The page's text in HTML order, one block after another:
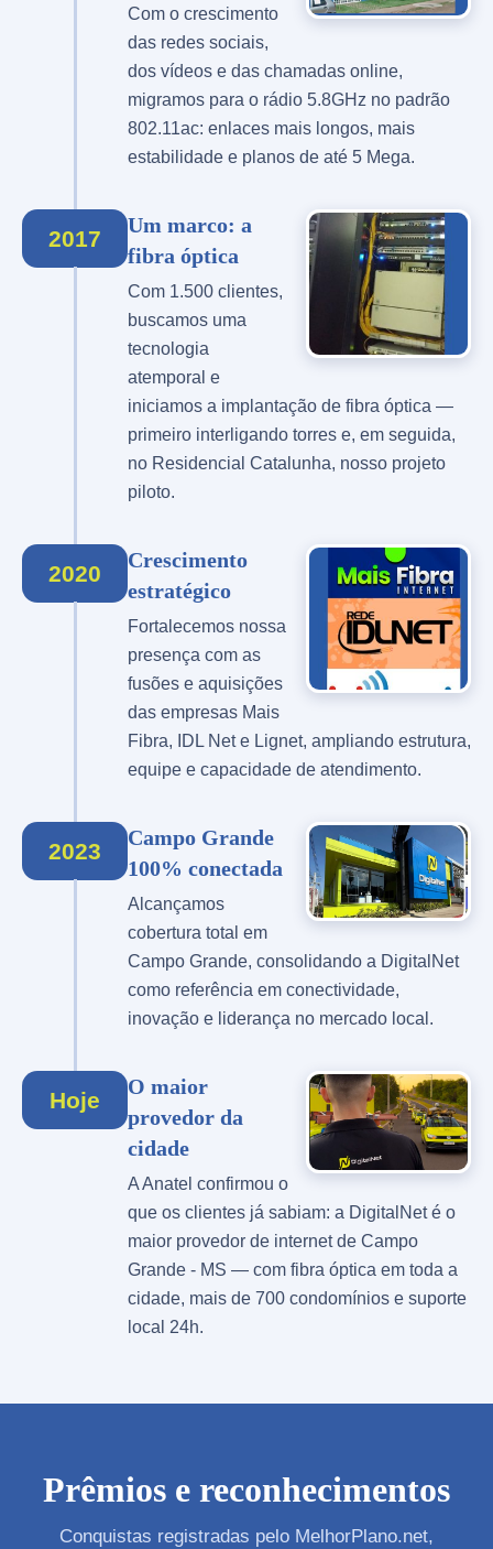
Com o crescimento
das redes sociais,
dos vídeos e das chamadas online,
migramos para o rádio 5.8GHz no padrão
802.11ac: enlaces mais longos, mais
estabilidade e planos de até 5 Mega.
2017
Um marco: a
fibra óptica
Com 1.500 clientes,
buscamos uma
tecnologia
atemporal e
iniciamos a implantação de fibra óptica —
primeiro interligando torres e, em seguida,
no Residencial Catalunha, nosso projeto
piloto.
2020
Crescimento
estratégico
Fortalecemos nossa
presença com as
fusões e aquisições
das empresas Mais
Fibra, IDL Net e Lignet, ampliando estrutura,
equipe e capacidade de atendimento.
2023
Campo Grande
100% conectada
Alcançamos
cobertura total em
Campo Grande, consolidando a DigitalNet
como referência em conectividade,
inovação e liderança no mercado local.
Hoje
O maior
provedor da
cidade
A Anatel confirmou o
que os clientes já sabiam: a DigitalNet é o
maior provedor de internet de Campo
Grande - MS — com fibra óptica em toda a
cidade, mais de 700 condomínios e suporte
local 24h.
Prêmios e reconhecimentos
Conquistas registradas pelo MelhorPlano.net,